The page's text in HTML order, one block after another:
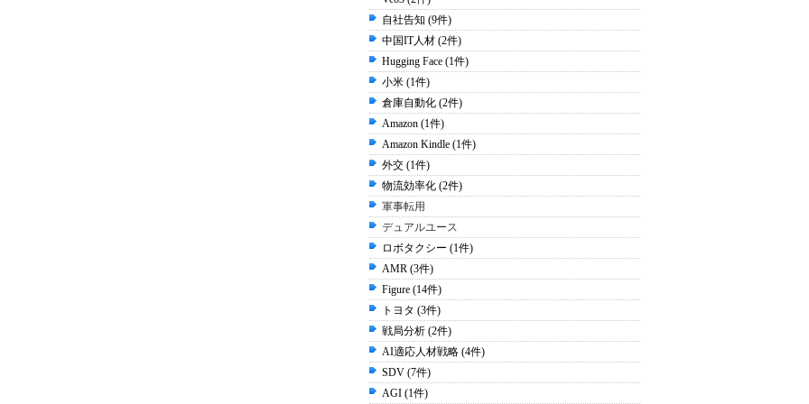
自社告知 (9件)
中国IT人材 (2件)
Hugging Face (1件)
小米 (1件)
倉庫自動化 (2件)
Amazon (1件)
Amazon Kindle (1件)
外交 (1件)
物流効率化 (2件)
軍事転用
デュアルユース
ロボタクシー (1件)
AMR (3件)
Figure (14件)
トヨタ (3件)
戦局分析 (2件)
AI適応人材戦略 (4件)
SDV (7件)
AGI (1件)